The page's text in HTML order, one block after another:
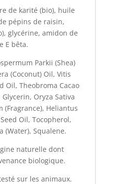
de karité (bio), huile
pépins de raisin,
glycérine, amidon de
E bêta.
Parkii (Shea)
(Coconut) Oil, Vitis
Oil, Theobroma Cacao
Oryza Sativa
(Fragrance), Heliantus
Oil, Tocopherol,
(Water), Squalene.
naturelle dont
biologique.
sur les animaux.